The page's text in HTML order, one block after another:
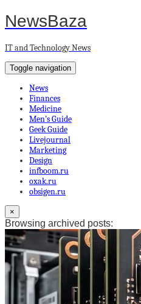
NewsBaza
IT and Technology News
Toggle navigation
News
Finances
Medicine
Men’s Guide
Geek Guide
Livejournal
Marketing
Design
infboom.ru
oxak.ru
obsigen.ru
×
Browsing archived posts: